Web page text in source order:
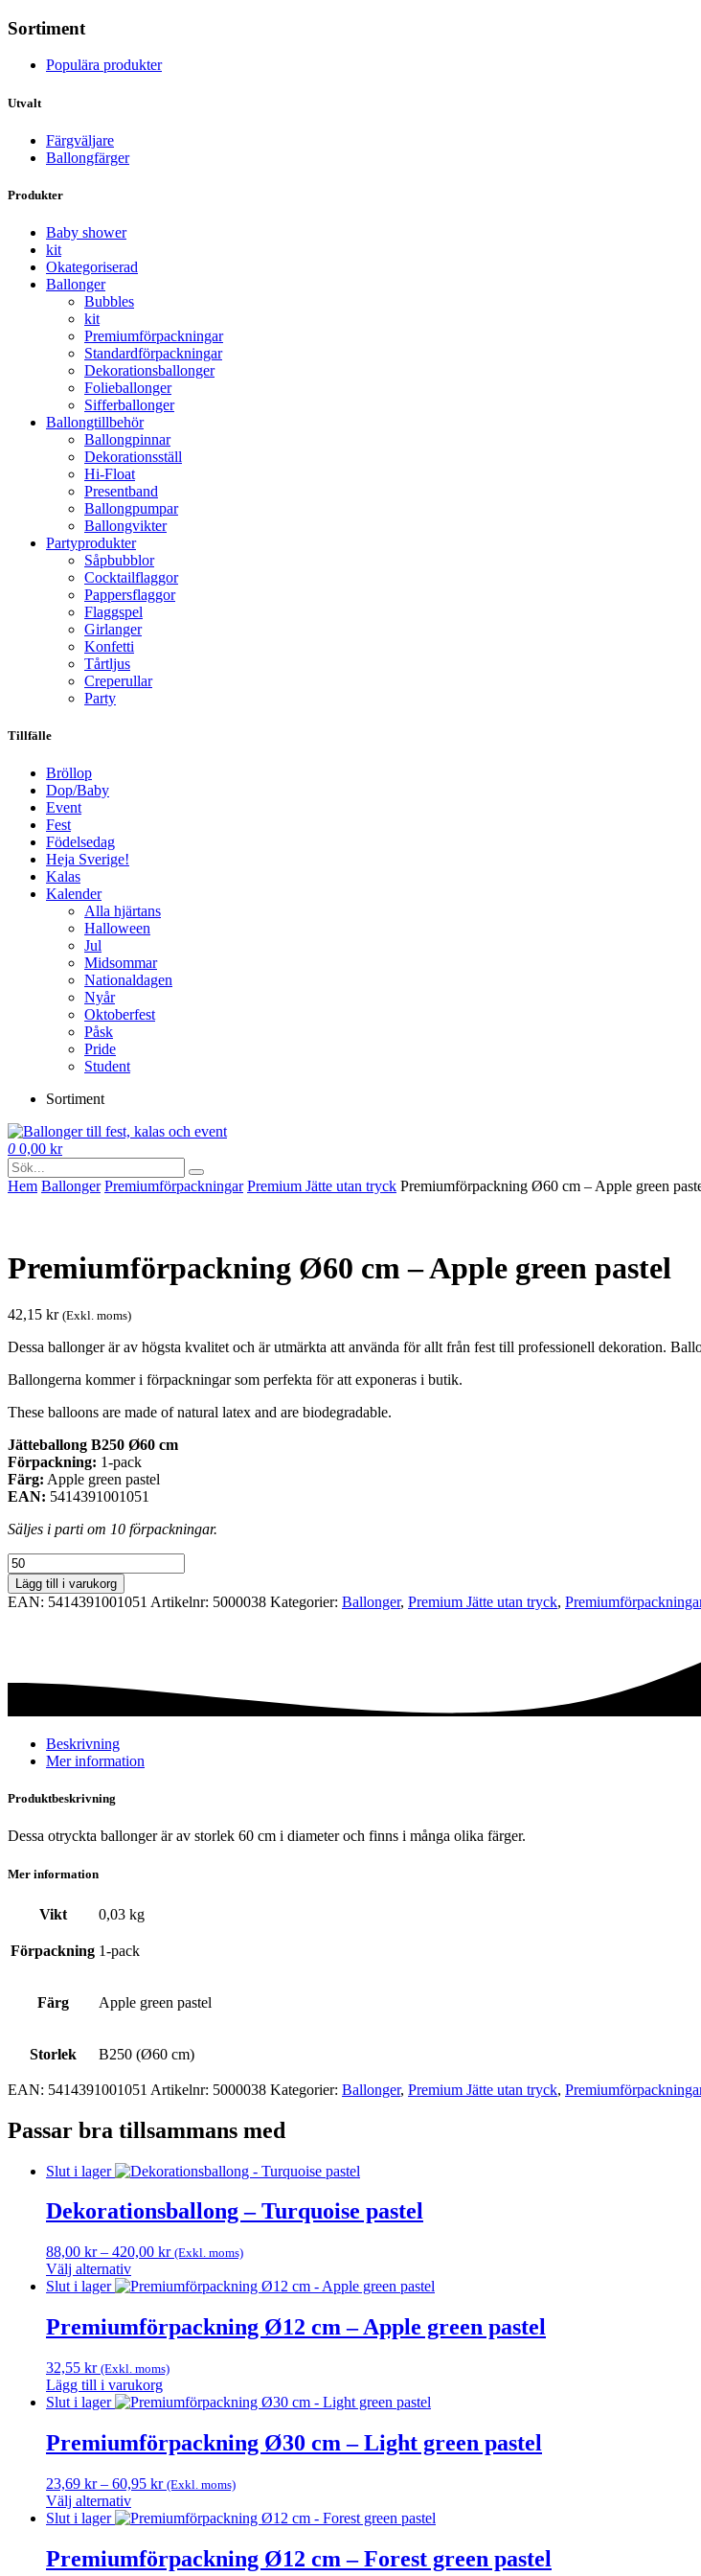
Sortiment
Populära produkter
Utvalt
Färgväljare
Ballongfärger
Produkter
Baby shower
kit
Okategoriserad
Ballonger
Bubbles
kit
Premium­förpackningar
Standard­­förpackningar
Dekorations­ballonger
Folie­­­ballonger
Siffer­­ballonger
Ballong­tillbehör
Ballongpinnar
Dekorationsställ
Hi-Float
Presentband
Ballongpumpar
Ballong­vikter
Party­­produkter
Såpbubblor
Cocktail­flaggor
Pappers­flaggor
Flaggspel
Girlanger
Konfetti
Tårtljus
Creperullar
Party
Tillfälle
Bröllop
Dop/Baby
Event
Fest
Födelsedag
Heja Sverige!
Kalas
Kalender
Alla hjärtans
Halloween
Jul
Midsommar
Nationaldagen
Nyår
Oktoberfest
Påsk
Pride
Student
Sortiment
0 0,00 kr
Hem Ballonger Premium­förpackningar Premium Jätte utan tryck Premiumförpackning Ø60 cm – Apple green
Premiumförpackning Ø60 cm – Apple green pastel
42,15 kr (Exkl. moms)
Dessa ballonger är av högsta kvalitet och är utmärkta att använda för allt från fest till professionell dekoration.
Ballongerna kommer i förpackningar som perfekta för att exponeras i butik.
These balloons are made of natural latex and are biodegradable.
Jätteballong B250 Ø60 cm
Förpackning: 1-pack
Färg: Apple green pastel
EAN: 5414391001051
Säljes i parti om 10 förpackningar.
Premiumförpackning
Ø60
cm
-
mängd
Lägg till i varukorg
EAN: 5414391001051 Artikelnr: 5000038 Kategorier: Ballonger, Premium Jätte utan tryck,
Beskrivning
Mer information
Produktbeskrivning
Dessa otryckta ballonger är av storlek 60 cm i diameter och finns i många olika färger.
Mer information
Vikt 0,03 kg
Förpackning 1-pack
Färg Apple green pastel
Storlek B250 (Ø60 cm)
EAN: 5414391001051 Artikelnr: 5000038 Kategorier: Ballonger, Premium Jätte utan tryck,
Passar bra tillsammans med
Slut i lager
Dekorationsballong – Turquoise pastel
88,00 kr – 420,00 krPrisintervall:
till
(Exkl. moms)
Välj alternativ
Den
produkten
har
varianter.
De
olika
kan
väljas
på
produktsidan
Slut i lager
Premiumförpackning Ø12 cm – Apple green pastel
32,55 kr (Exkl. moms)
Lägg till i varukorg
Slut i lager
Premiumförpackning Ø30 cm – Light green pastel
23,69 kr – 60,95 krPrisintervall:
till
(Exkl. moms)
Välj alternativ
Den
produkten
har
Slut i lager
Premiumförpackning Ø12 cm – Forest green pastel